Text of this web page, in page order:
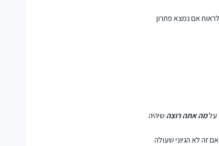
שלה אז מצוין..! הבעיה
אם נמצא פתרון
עלמה אתה רוצהשיהיה
זה לא הגיוני שעולה